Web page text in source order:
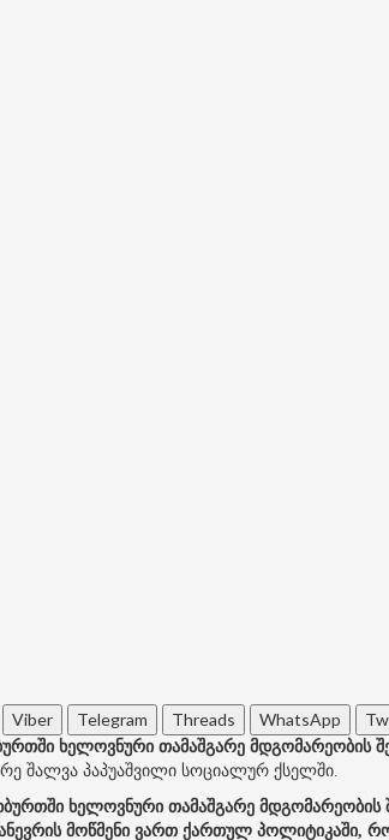
Viber Telegram Threads WhatsApp
ხელოვნური თამაშგარე მდგომარეობის
შალვა პაპუაშვილი სოციალურ ქსელში.
ხელოვნური თამაშგარე
მოწმენი ვართ ქართულ